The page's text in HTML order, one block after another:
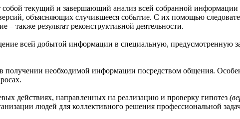
текущий и завершающий анализ всей собранной
объясняющих случившееся событие. С их помощью
также результат реконструктивной деятельности.
всей добытой информации в специальную, предусмотренную
необходимой информации посредством общения.
действиях, направленных на реализацию и проверку гипотез
людей для коллективного решения профессиональной